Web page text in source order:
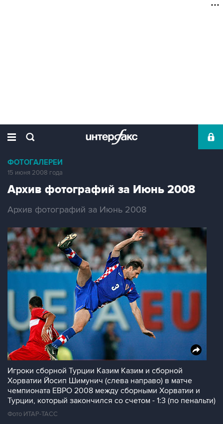
ФОТОГАЛЕРЕИ
15 июня 2008 года
Архив фотографий за Июнь 2008
Архив фотографий за Июнь 2008
Игроки сборной Турции Казим Казим и сборной
Хорватии Йосип Шимунич (слева направо) в матче
чемпионата ЕВРО 2008 между сборными Хорватии и
Турции, который закончился со счетом - 1:3 (по пенальти)
Фото ИТАР-ТАСС